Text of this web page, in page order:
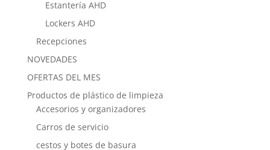
Estantería AHD
Lockers AHD
Recepciones
NOVEDADES
OFERTAS DEL MES
Productos de plástico de limpieza
Accesorios y organizadores
Carros de servicio
cestos y botes de basura